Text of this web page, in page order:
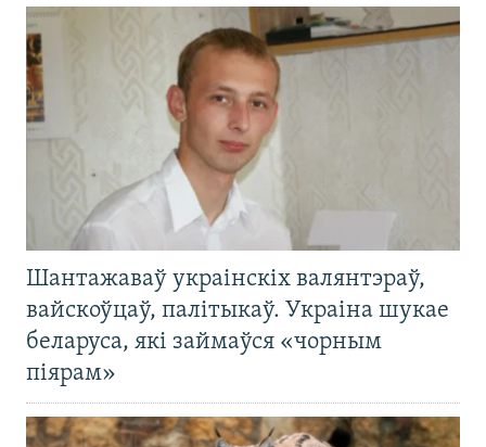
Шантажаваў украінскіх валянтэраў,
вайскоўцаў, палітыкаў. Украіна шукае
беларуса, які займаўся «чорным
піярам»